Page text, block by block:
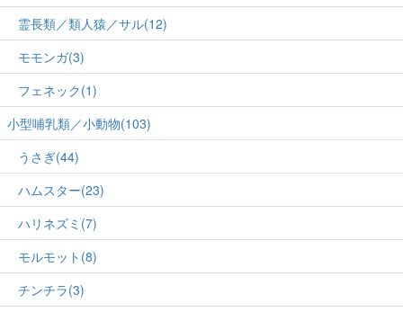
霊長類／類人猿／サル(12)
モモンガ(3)
フェネック(1)
小型哺乳類／小動物(103)
うさぎ(44)
ハムスター(23)
ハリネズミ(7)
モルモット(8)
チンチラ(3)